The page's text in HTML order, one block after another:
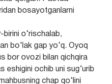
bosayotganlarni
birini o‘rischalab,
bo‘lak gap yo‘q. Oyoq
bor ovozi bilan qichqira
eshigini ochib uni sug‘urib
chap qo‘lini